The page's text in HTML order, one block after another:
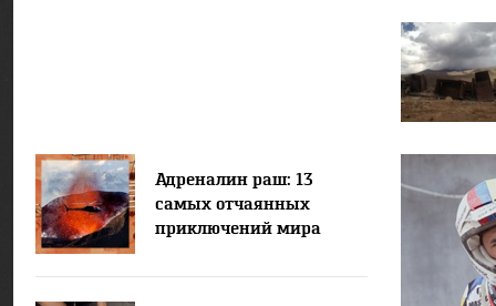
Адреналин раш: 13
самых отчаянных
приключений мира